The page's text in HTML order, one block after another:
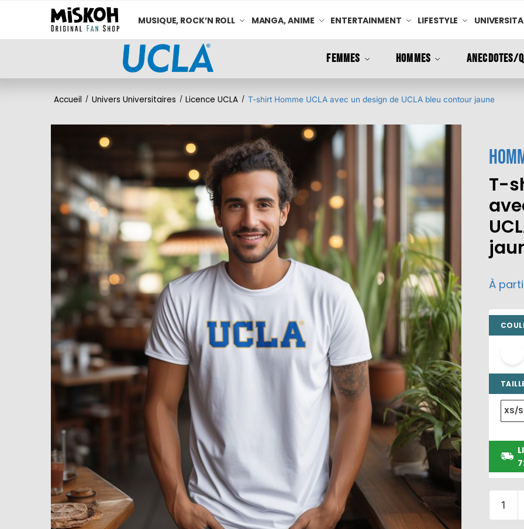
MUSIQUE, ROCK’N ROLL MANGA, ANIME ENTERTAINMENT LIFESTYLE
FEMMES HOMMES ANECDOTES/
Accueil / Univers Universitaires / Licence UCLA / T-shirt Homme UCLA avec un design de UCLA bleu contour jaune
T-
À
XS/S